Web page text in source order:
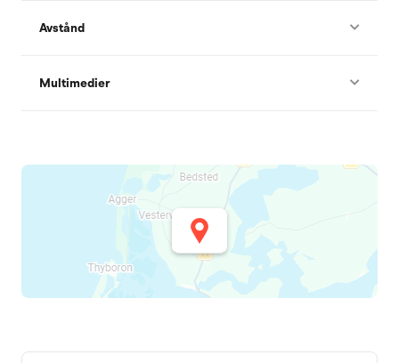
Avstånd
Multimedier